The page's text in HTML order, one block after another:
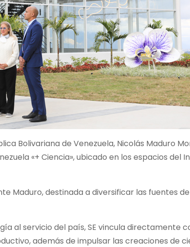
Bolivariana de Venezuela, Nicolás Maduro
«+ Ciencia», ubicado en los espacios del
Maduro, destinada a diversificar las fuentes
al servicio del país, SE vincula directamente
además de impulsar las creaciones de